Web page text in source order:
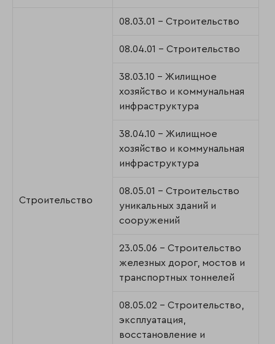
Строительство
08.03.01 - Строительство
08.04.01 - Строительство
38.03.10 - Жилищное
хозяйство и коммунальная
инфраструктура
38.04.10 - Жилищное
хозяйство и коммунальная
инфраструктура
08.05.01 - Строительство
уникальных зданий и
сооружений
23.05.06 - Строительство
железных дорог, мостов и
транспортных тоннелей
08.05.02 - Строительство,
эксплуатация,
восстановление и